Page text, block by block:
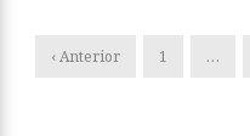
‹ Anterior 1 …